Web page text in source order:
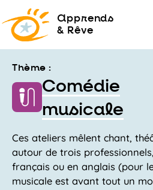
apprends
& Rêve
Thème :
Comédie
musicale
Ces ateliers mêlent chant,
autour de trois
français ou en anglais (pour
musicale est avant tout un